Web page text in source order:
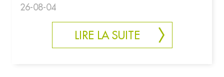
26-08-04
LIRE LA SUITE